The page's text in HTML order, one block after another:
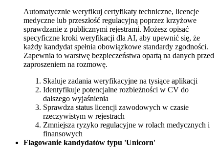
Automatycznie weryfikuj certyfikaty techniczne, licencje
medyczne lub przeszłość regulacyjną poprzez krzyżowe
sprawdzanie z publicznymi rejestrami. Możesz opisać
specyficzne kroki weryfikacji dla AI, aby upewnić się, że
każdy kandydat spełnia obowiązkowe standardy zgodności.
Zapewnia to warstwę bezpieczeństwa opartą na danych przed
zaproszeniem na rozmowę.
Skaluje zadania weryfikacyjne na tysiące aplikacji
Identyfikuje potencjalne rozbieżności w CV do
dalszego wyjaśnienia
Sprawdza status licencji zawodowych w czasie
rzeczywistym w rejestrach
Zmniejsza ryzyko regulacyjne w rolach medycznych i
finansowych
Flagowanie kandydatów typu 'Unicorn'